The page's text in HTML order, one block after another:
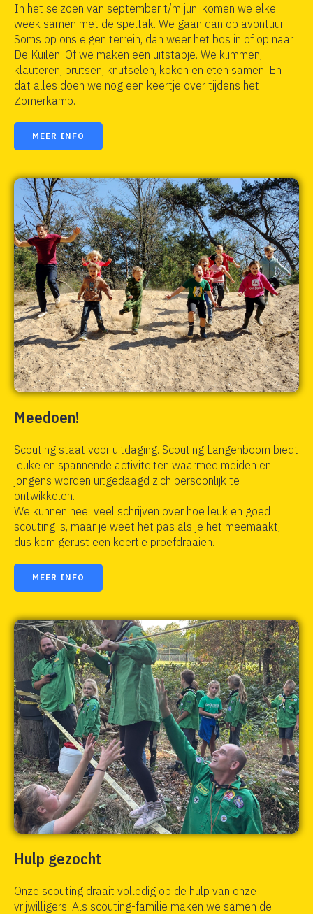
In het seizoen van september t/m juni komen we elke
week samen met de speltak. We gaan dan op avontuur.
Soms op ons eigen terrein, dan weer het bos in of op naar
De Kuilen. Of we maken een uitstapje. We klimmen,
klauteren, prutsen, knutselen, koken en eten samen. En
dat alles doen we nog een keertje over tijdens het
Zomerkamp.
MEER INFO
Meedoen!
Scouting staat voor uitdaging. Scouting Langenboom biedt
leuke en spannende activiteiten waarmee meiden en
jongens worden uitgedaagd zich persoonlijk te
ontwikkelen.
We kunnen heel veel schrijven over hoe leuk en goed
scouting is, maar je weet het pas als je het meemaakt,
dus kom gerust een keertje proefdraaien.
MEER INFO
Hulp gezocht
Onze scouting draait volledig op de hulp van onze
vrijwilligers. Als scouting-familie maken we samen de